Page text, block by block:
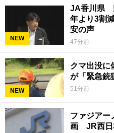
NEW
JA香川県
年より3割
安の声
47分前
NEW
クマ出没
が「緊急
51分前
ファジアー
画 JR西日